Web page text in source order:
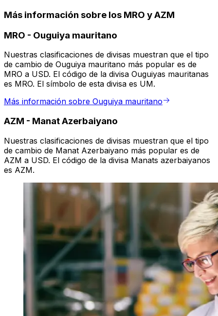
Más información sobre los MRO y AZM
MRO - Ouguiya mauritano
Nuestras clasificaciones de divisas muestran que el tipo
de cambio de Ouguiya mauritano más popular es de
MRO a USD. El código de la divisa Ouguiyas mauritanas
es MRO. El símbolo de esta divisa es UM.
Más información sobre Ouguiya mauritano
AZM - Manat Azerbaiyano
Nuestras clasificaciones de divisas muestran que el tipo
de cambio de Manat Azerbaiyano más popular es de
AZM a USD. El código de la divisa Manats azerbaiyanos
es AZM.